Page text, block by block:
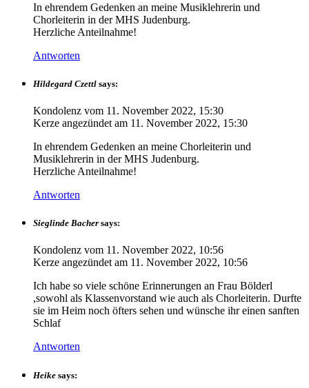
In ehrendem Gedenken an meine Musiklehrerin und
Chorleiterin in der MHS Judenburg.
Herzliche Anteilnahme!
Antworten
Hildegard Czettl says:
Kondolenz vom 11. November 2022, 15:30
Kerze angezündet am 11. November 2022, 15:30
In ehrendem Gedenken an meine Chorleiterin und
Musiklehrerin in der MHS Judenburg.
Herzliche Anteilnahme!
Antworten
Sieglinde Bacher says:
Kondolenz vom 11. November 2022, 10:56
Kerze angezündet am 11. November 2022, 10:56
Ich habe so viele schöne Erinnerungen an Frau Bölderl
,sowohl als Klassenvorstand wie auch als Chorleiterin. Durfte
sie im Heim noch öfters sehen und wünsche ihr einen sanften
Schlaf
Antworten
Heike says: